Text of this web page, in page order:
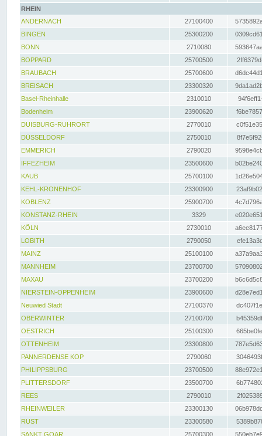
RHEIN
ANDERNACH
27100400
BINGEN
25300200
BONN
2710080
BOPPARD
25700500
BRAUBACH
25700600
BREISACH
23300320
Basel-Rheinhalle
2310010
Bodenheim
23900620
DUISBURG-RUHRORT
2770010
DÜSSELDORF
2750010
EMMERICH
2790020
IFFEZHEIM
23500600
KAUB
25700100
KEHL-KRONENHOF
23300900
KOBLENZ
25900700
KONSTANZ-RHEIN
3329
KÖLN
2730010
LOBITH
2790050
MAINZ
25100100
MANNHEIM
23700700
MAXAU
23700200
NIERSTEIN-OPPENHEIM
23900600
Neuwied Stadt
27100370
OBERWINTER
27100700
OESTRICH
25100300
OTTENHEIM
23300800
PANNERDENSE KOP
2790060
PHILIPPSBURG
23700500
PLITTERSDORF
23500700
REES
2790010
RHEINWEILER
23300130
RUST
23300580
SANKT GOAR
25700300